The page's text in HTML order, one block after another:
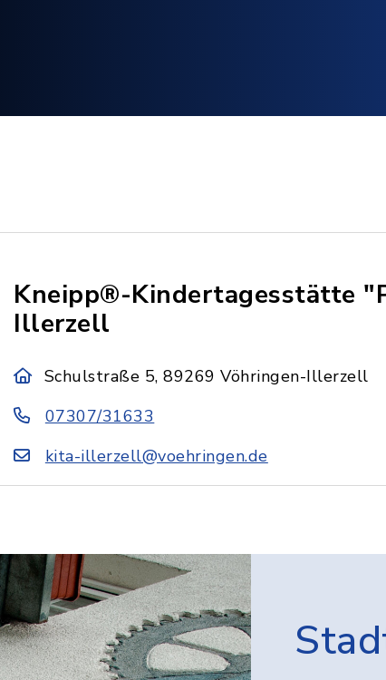
Kneipp®-Kindertagesstätte
Illerzell
Schulstraße 5, 89269 Vöhringen-Illerzell
07307/31633
kita-illerzell@voehringen.de